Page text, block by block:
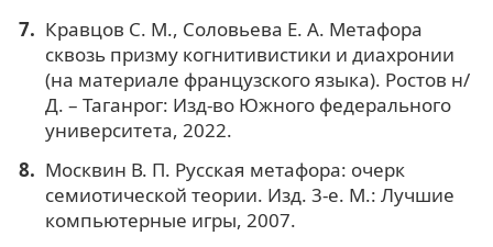
Кравцов С. М., Соловьева Е. А. Метафора
сквозь призму когнитивистики и диахронии
(на материале французского языка). Ростов н/
Д. – Таганрог: Изд-во Южного федерального
университета, 2022.
Москвин В. П. Русская метафора: очерк
семиотической теории. Изд. 3-е. М.: Лучшие
компьютерные игры, 2007.